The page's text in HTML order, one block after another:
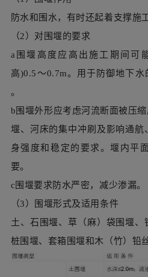
b围堰外形应考虑河流断面被压
堰、河床的集中冲刷及影响通
身强度和稳定的要求。堰内平
要。
（3）围堰形式及适用条件
土、石围堰、草（麻）袋围堰
桩围堰、套箱围堰和木（竹）铅